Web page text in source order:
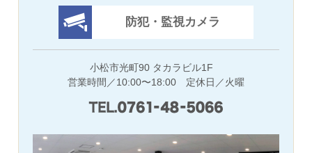
防犯・監視カメラ
小松市光町90 タカラビル1F
営業時間／10:00〜18:00 定休日／火曜